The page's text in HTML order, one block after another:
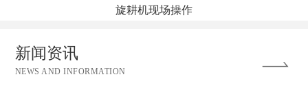
旋耕机现场操作
新闻资讯
NEWS AND INFORMATION